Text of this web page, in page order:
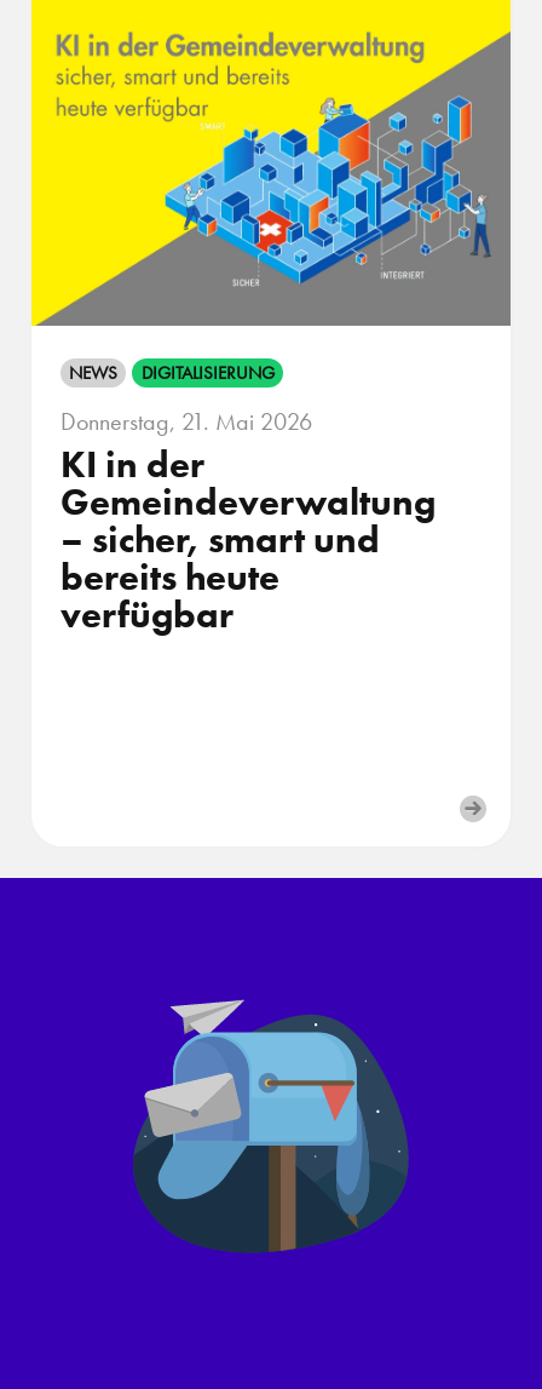
NEWS DIGITALISIERUNG
Donnerstag, 21. Mai 2026
KI in der
Gemeindeverwaltung
– sicher, smart und
bereits heute
verfügbar